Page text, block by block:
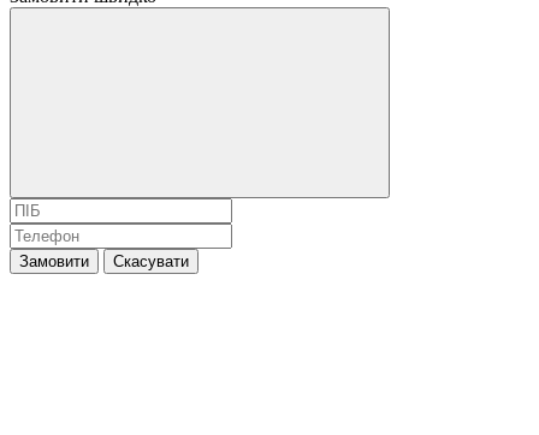
Замовити Скасувати